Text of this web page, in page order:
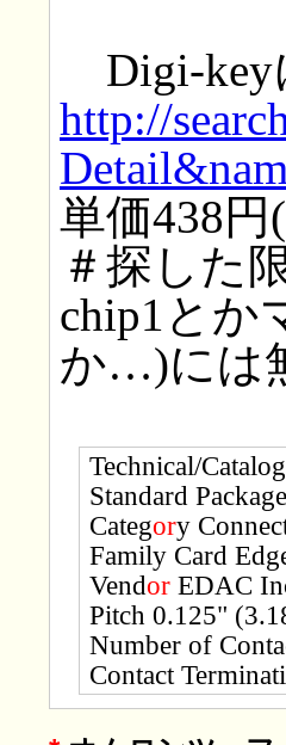
Digi-key
http://
単価438円
＃探した
chip1とか
か…)には
Technical/
Standard
Category
Family Card
Vendor EDAC
Pitch 0.125"
Number of
Contact